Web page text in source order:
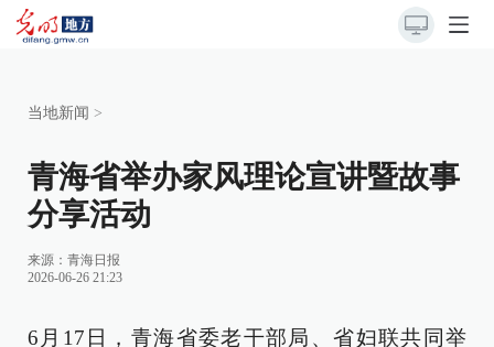
当地新闻 >
青海省举办家风理论宣讲暨故事
分享活动
来源： 青海日报
2026-06-26 21:23
6月17日，青海省委老干部局、省妇联共同举